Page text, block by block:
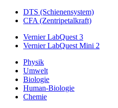
DTS (Schienensystem)
CFA (Zentripetalkraft)
Vernier LabQuest 3
Vernier LabQuest Mini 2
Physik
Umwelt
Biologie
Human-Biologie
Chemie